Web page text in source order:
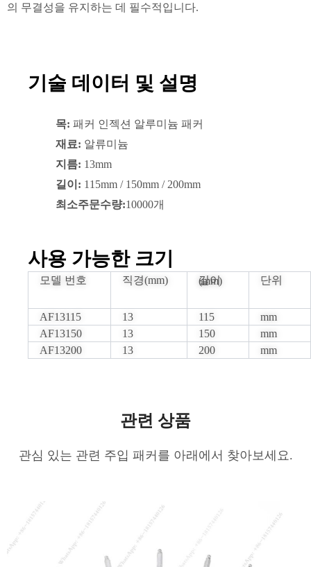
의 무결성을 유지하는 데 필수적입니다.
기술 데이터 및 설명
목: 패커 인젝션 알루미늄 패커
재료: 알류미늄
지름: 13mm
길이: 115mm / 150mm / 200mm
최소주문수량:10000개
사용 가능한 크기
모델 번호 직경(mm) 길이(mm) 단위
AF13115 13 115
mm
AF13150
13 150
mm
AF13200
13 200 mm
관련 상품
관심 있는 관련 주입 패커를 아래에서 찾아보세요.